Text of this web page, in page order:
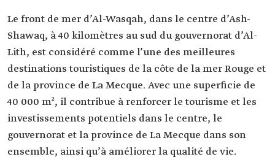
Le front de mer d’Al-Wasqah, dans le centre d’Ash-
Shawaq, à 40 kilomètres au sud du gouvernorat d’Al-
Lith, est considéré comme l’une des meilleures
destinations touristiques de la côte de la mer Rouge et
de la province de La Mecque. Avec une superficie de
40 000 m², il contribue à renforcer le tourisme et les
investissements potentiels dans le centre, le
gouvernorat et la province de La Mecque dans son
ensemble, ainsi qu’à améliorer la qualité de vie.